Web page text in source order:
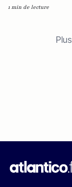
1 min de lecture